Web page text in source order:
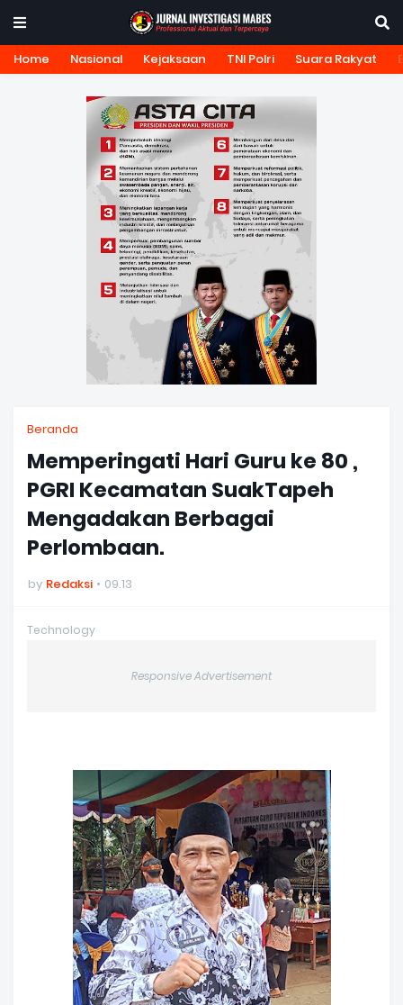
Home Nasional Kejaksaan TNI Polri Suara Rakyat
Beranda
Memperingati Hari Guru ke 80 ,
PGRI Kecamatan SuakTapeh
Mengadakan Berbagai
Perlombaan.
by Redaksi 09.13
Technology
Responsive Advertisement